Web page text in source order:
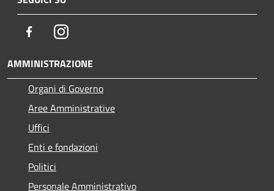
FacebookInstagram
AMMINISTRAZIONE
Organi di Governo
Aree Amministrative
Uffici
Enti e fondazioni
Politici
Personale Amministrativo